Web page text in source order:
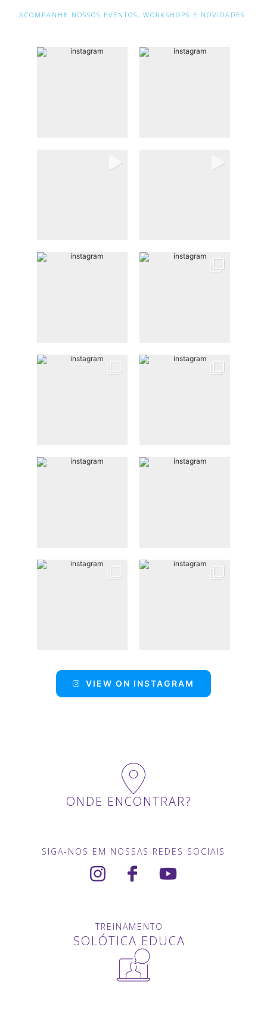
ACOMPANHE NOSSOS EVENTOS, WORKSHOPS E NOVIDADES.
VIEW ON INSTAGRAM
ONDE ENCONTRAR?
SIGA-NOS EM NOSSAS REDES SOCIAIS
TREINAMENTO
SOLÓTICA EDUCA